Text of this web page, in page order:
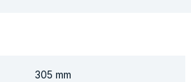
305 mm